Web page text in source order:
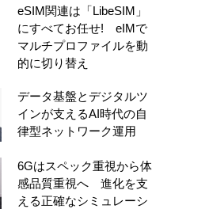
eSIM関連は「LibeSIM」
にすべてお任せ! eIMで
マルチプロファイルを動
的に切り替え
データ基盤とデジタルツ
インが支えるAI時代の自
律型ネットワーク運用
6Gはスペック重視から体
感品質重視へ 進化を支
える正確なシミュレーシ